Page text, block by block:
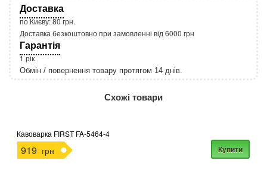
Доставка
по Києву: 80 грн.
Доставка безкоштовно при замовленні від 6000 грн
Гарантія
1 рік
Обмін / повернення товару протягом 14 днів.
Схожі товари
Кавоварка FIRST FA-5464-4
919 грн Купити